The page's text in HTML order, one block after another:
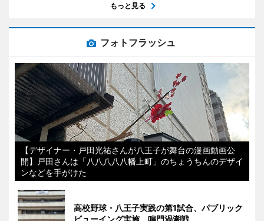
もっと見る
フォトフラッシュ
【デザイナー・戸田光祐さんが八王子が舞台の漫画動画公
開】戸田さんは「八八八八八幡上町」のちょうちんのデザイ
ンなどを手がけた
高校野球・八王子実践の第1試合、パブリック
ビューイング実施 鳴門渦潮戦